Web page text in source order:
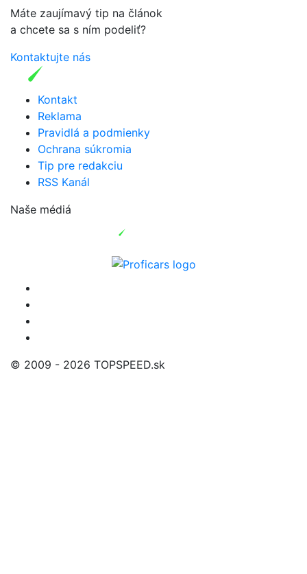
Máte zaujímavý tip na článok
a chcete sa s ním podeliť?
Kontaktujte nás
Kontakt
Reklama
Pravidlá a podmienky
Ochrana súkromia
Tip pre redakciu
RSS Kanál
Naše médiá
© 2009 - 2026 TOPSPEED.sk